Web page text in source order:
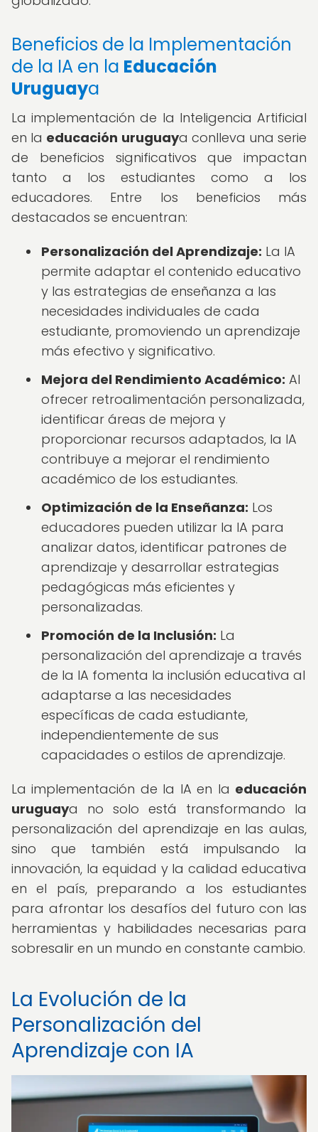
Beneficios de la Implementación
de la IA en la Educación
Uruguaya
La implementación de la Inteligencia Artificial
en la educación uruguaya conlleva una serie
de beneficios significativos que impactan
tanto a los estudiantes como a los
educadores. Entre los beneficios más
destacados se encuentran:
Personalización del Aprendizaje: La IA
permite adaptar el contenido educativo
y las estrategias de enseñanza a las
necesidades individuales de cada
estudiante, promoviendo un aprendizaje
más efectivo y significativo.
Mejora del Rendimiento Académico: Al
ofrecer retroalimentación personalizada,
identificar áreas de mejora y
proporcionar recursos adaptados, la IA
contribuye a mejorar el rendimiento
académico de los estudiantes.
Optimización de la Enseñanza: Los
educadores pueden utilizar la IA para
analizar datos, identificar patrones de
aprendizaje y desarrollar estrategias
pedagógicas más eficientes y
personalizadas.
Promoción de la Inclusión: La
personalización del aprendizaje a través
de la IA fomenta la inclusión educativa al
adaptarse a las necesidades
específicas de cada estudiante,
independientemente de sus
capacidades o estilos de aprendizaje.
La implementación de la IA en la educación
uruguaya no solo está transformando la
personalización del aprendizaje en las aulas,
sino que también está impulsando la
innovación, la equidad y la calidad educativa
en el país, preparando a los estudiantes
para afrontar los desafíos del futuro con las
herramientas y habilidades necesarias para
sobresalir en un mundo en constante cambio.
La Evolución de la
Personalización del
Aprendizaje con IA